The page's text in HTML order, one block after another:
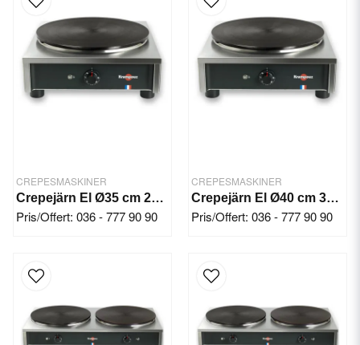
CREPESMASKINER
Crepejärn El Ø35 cm 2500 W/Fyrkant
Pris/Offert: 036 - 777 90 90
CREPESMASKINER
Crepejärn El Ø40 cm 3000 W/Fyrkant
Pris/Offert: 036 - 777 90 90